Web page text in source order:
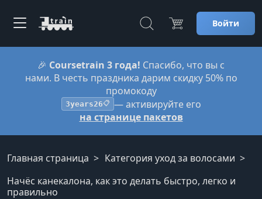
Войти
🎉 Coursetrain 3 года! Спасибо, что вы с
нами. В честь праздника дарим скидку 50% по
промокоду
3years26📋 — активируйте его
на странице пакетов
Главная страница
Категория уход за волосами
Начёс канекалона, как это делать быстро, легко и
правильно